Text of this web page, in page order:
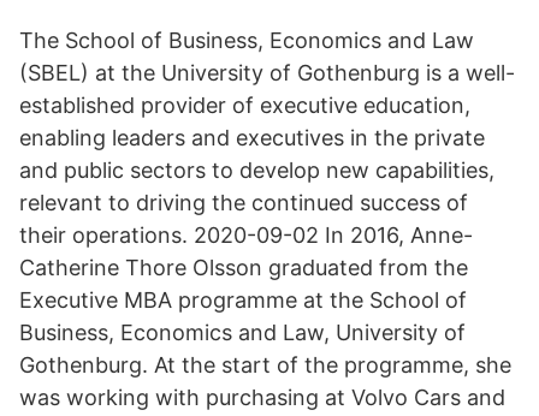
The School of Business, Economics and Law
(SBEL) at the University of Gothenburg is a well-
established provider of executive education,
enabling leaders and executives in the private
and public sectors to develop new capabilities,
relevant to driving the continued success of
their operations. 2020-09-02 In 2016, Anne-
Catherine Thore Olsson graduated from the
Executive MBA programme at the School of
Business, Economics and Law, University of
Gothenburg. At the start of the programme, she
was working with purchasing at Volvo Cars and